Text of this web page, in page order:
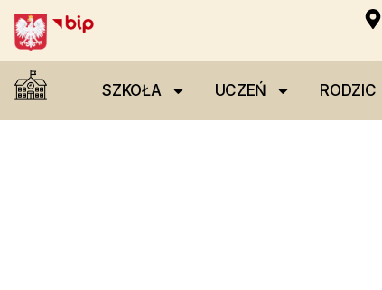
SZKOŁA UCZEŃ RODZIC